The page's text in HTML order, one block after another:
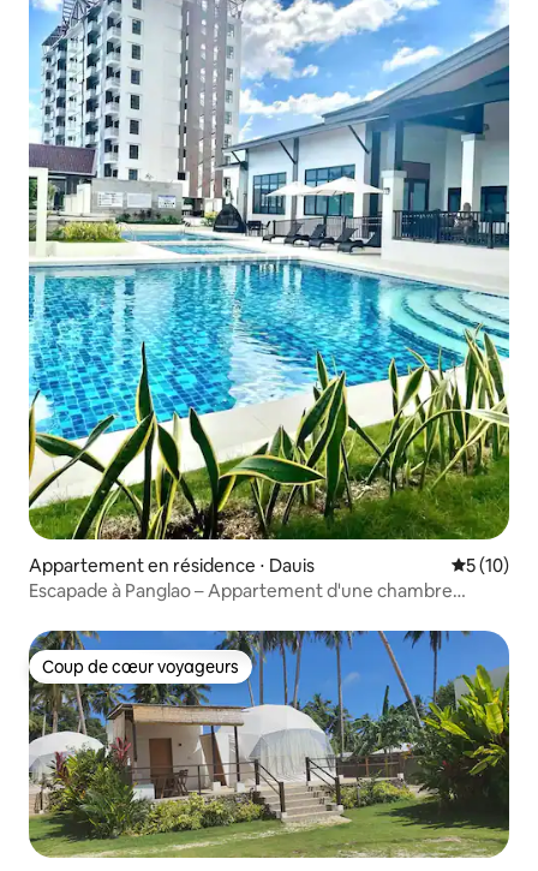
Appartement en résidence ⋅ Dauis
5 (10)
Escapade à Panglao – Appartement d'une chambre
Coup de cœur voyageurs
Coup de cœur voyageurs